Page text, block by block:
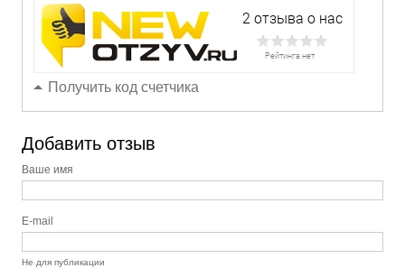
Получить код счетчика
Добавить отзыв
Ваше имя
E-mail
Не для публикации